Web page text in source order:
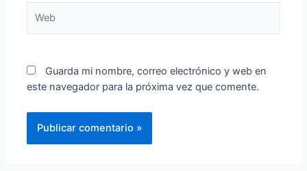
Guarda mi nombre, correo electrónico y web en
este navegador para la próxima vez que comente.